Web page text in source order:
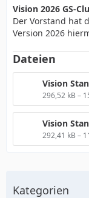
Vision 2026 GS-
Der Vorstand hat
Version 2026
Dateien
Vision
296,52 kB –
Vision
292,41 kB –
Kategorien